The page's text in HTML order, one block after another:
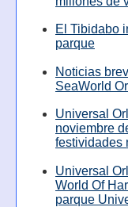
El Tibidabo
parque
Noticias
SeaWorld
Universal
noviembre
festividades
Universal
World Of
parque